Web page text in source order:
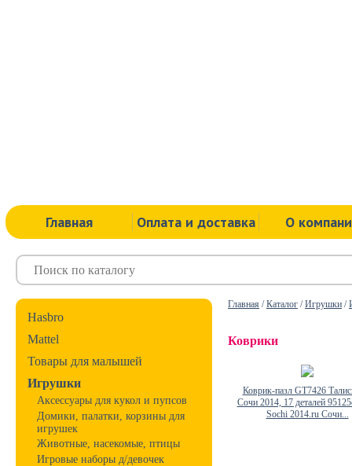
Главная Оплата и доставка О
Hasbro
Mattel
Товары для малышей
Игрушки
Аксессуары для кукол и пупсов
Домики, палатки, корзины для
игрушек
Животные, насекомые, птицы
Игровые наборы д/девочек
Главная /Каталог /Игрушки /
Коврики
Коврик-пазл GT7426
Сочи 2014, 17 деталей
Sochi 2014.ru Сочи...